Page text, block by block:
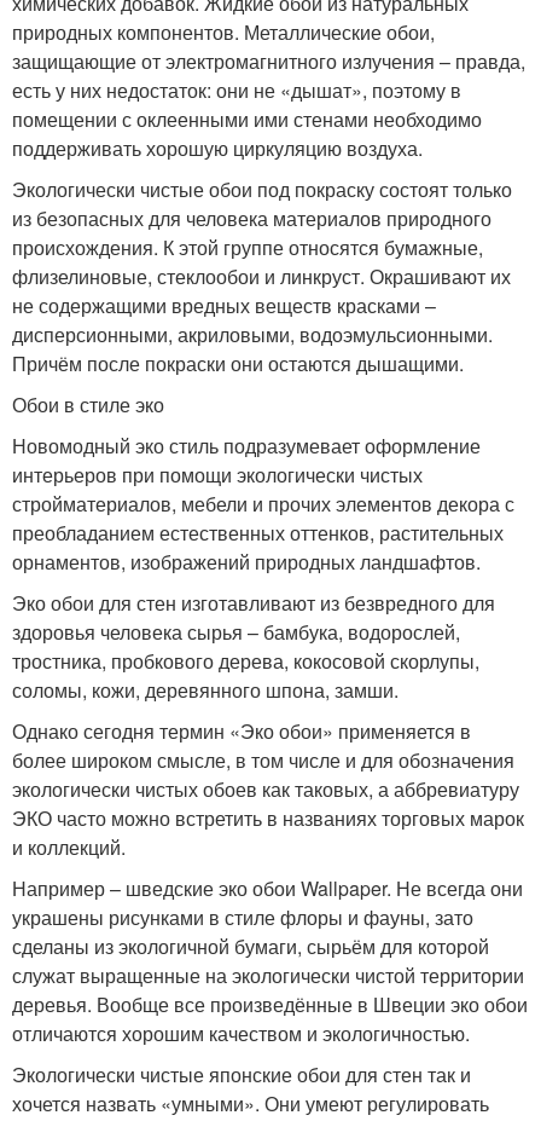
природных компонентов. Металлические обои,
защищающие от электромагнитного излучения – правда,
есть у них недостаток: они не «дышат», поэтому в
помещении с оклеенными ими стенами необходимо
поддерживать хорошую циркуляцию воздуха.
Экологически чистые обои под покраску состоят только
из безопасных для человека материалов природного
происхождения. К этой группе относятся бумажные,
флизелиновые, стеклообои и линкруст. Окрашивают их
не содержащими вредных веществ красками –
дисперсионными, акриловыми, водоэмульсионными.
Причём после покраски они остаются дышащими.
Обои в стиле эко
Новомодный эко стиль подразумевает оформление
интерьеров при помощи экологически чистых
стройматериалов, мебели и прочих элементов декора с
преобладанием естественных оттенков, растительных
орнаментов, изображений природных ландшафтов.
Эко обои для стен изготавливают из безвредного для
здоровья человека сырья – бамбука, водорослей,
тростника, пробкового дерева, кокосовой скорлупы,
соломы, кожи, деревянного шпона, замши.
Однако сегодня термин «Эко обои» применяется в
более широком смысле, в том числе и для обозначения
экологически чистых обоев как таковых, а аббревиатуру
ЭКО часто можно встретить в названиях торговых марок
и коллекций.
Например – шведские эко обои Wallpaper. Не всегда они
украшены рисунками в стиле флоры и фауны, зато
сделаны из экологичной бумаги, сырьём для которой
служат выращенные на экологически чистой территории
деревья. Вообще все произведённые в Швеции эко обои
отличаются хорошим качеством и экологичностью.
Экологически чистые японские обои для стен так и
хочется назвать «умными». Они умеют регулировать